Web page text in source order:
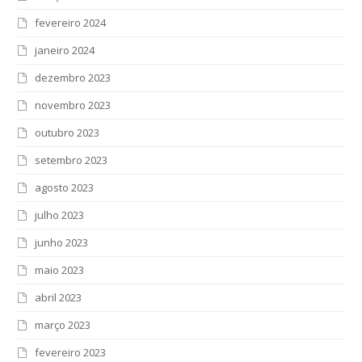
fevereiro 2024
janeiro 2024
dezembro 2023
novembro 2023
outubro 2023
setembro 2023
agosto 2023
julho 2023
junho 2023
maio 2023
abril 2023
março 2023
fevereiro 2023